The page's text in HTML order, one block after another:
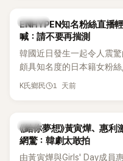
K-POP
ENHYPEN知名粉絲直播
喊：請不要再揣測
韓國近日發生一起令人震
頗具知名度的日本籍女粉
終不幸身亡，消息曝光後
K氏鄉民 1 天前
韓劇
《給你夢想》黃寅燁、惠
網驚：韓劇太敢拍
由黃寅燁與Girls' Day成員